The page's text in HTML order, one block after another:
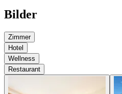
Bilder
Zimmer
Hotel
Wellness
Restaurant